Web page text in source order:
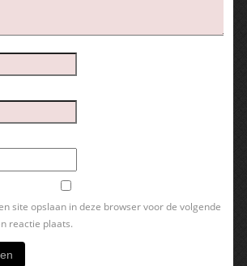
site opslaan in deze browser voor de volgende
reactie plaats.